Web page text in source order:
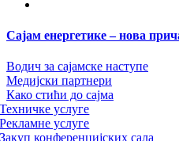
Сајам енергетике – нова
Водич за сајамске наступе
Медијски партнери
Како стићи до сајма
Техничке услуге
Рекламне услуге
Закуп конференцијских сала